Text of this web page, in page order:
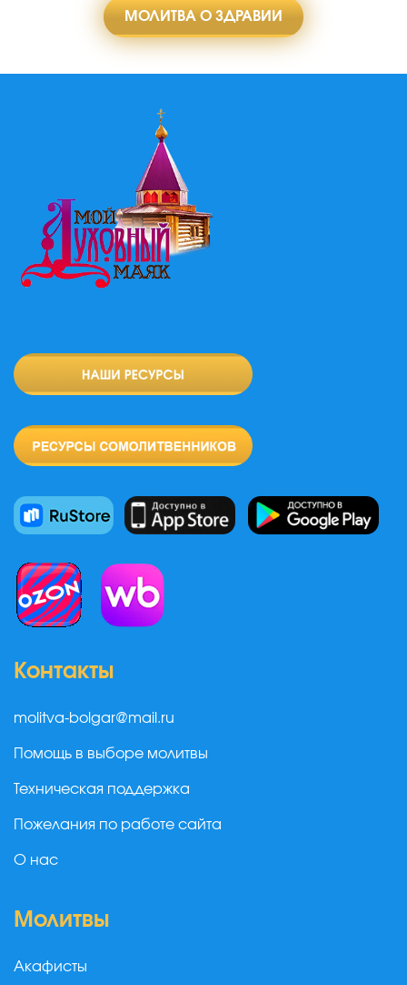
МОЛИТВА О ЗДРАВИИ
Контакты
molitva-bolgar@mail.ru
Помощь в выборе молитвы
Техническая поддержка
Пожелания по работе сайта
О нас
Молитвы
Акафисты